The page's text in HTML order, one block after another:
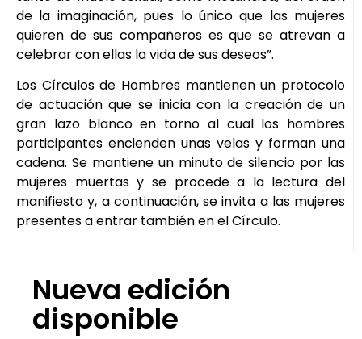
de la imaginación, pues lo único que las mujeres
quieren de sus compañeros es que se atrevan a
celebrar con ellas la vida de sus deseos”.
Los Círculos de Hombres mantienen un protocolo
de actuación que se inicia con la creación de un
gran lazo blanco en torno al cual los hombres
participantes encienden unas velas y forman una
cadena. Se mantiene un minuto de silencio por las
mujeres muertas y se procede a la lectura del
manifiesto y, a continuación, se invita a las mujeres
presentes a entrar también en el Círculo.
Nueva edición
disponible